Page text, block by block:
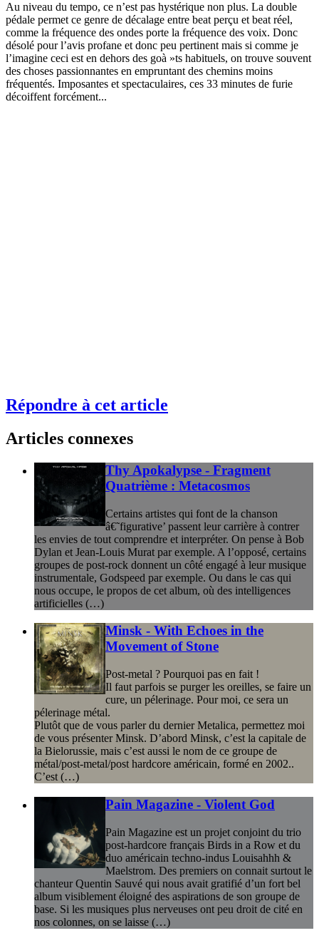
Au niveau du tempo, ce n’est pas hystérique non plus. La double
pédale permet ce genre de décalage entre beat perçu et beat réel,
comme la fréquence des ondes porte la fréquence des voix. Donc
désolé pour l’avis profane et donc peu pertinent mais si comme je
l’imagine ceci est en dehors des goà »ts habituels, on trouve souvent
des choses passionnantes en empruntant des chemins moins
fréquentés. Imposantes et spectaculaires, ces 33 minutes de furie
décoiffent forcément...
Répondre à cet article
Articles connexes
Thy Apokalypse - Fragment
Quatrième : Metacosmos
Certains artistes qui font de la chanson
â€˜figurative’ passent leur carrière à contrer
les envies de tout comprendre et interpréter. On pense à Bob
Dylan et Jean-Louis Murat par exemple. A l’opposé, certains
groupes de post-rock donnent un côté engagé à leur musique
instrumentale, Godspeed par exemple. Ou dans le cas qui
nous occupe, le propos de cet album, où des intelligences
artificielles (…)
Minsk - With Echoes in the
Movement of Stone
Post-metal ? Pourquoi pas en fait !
Il faut parfois se purger les oreilles, se faire un
cure, un pélerinage. Pour moi, ce sera un
pélerinage métal.
Plutôt que de vous parler du dernier Metalica, permettez moi
de vous présenter Minsk. D’abord Minsk, c’est la capitale de
la Bielorussie, mais c’est aussi le nom de ce groupe de
métal/post-metal/post hardcore américain, formé en 2002..
C’est (…)
Pain Magazine - Violent God
Pain Magazine est un projet conjoint du trio
post-hardcore français Birds in a Row et du
duo américain techno-indus Louisahhh &
Maelstrom. Des premiers on connait surtout le
chanteur Quentin Sauvé qui nous avait gratifié d’un fort bel
album visiblement éloigné des aspirations de son groupe de
base. Si les musiques plus nerveuses ont peu droit de cité en
nos colonnes, on se laisse (…)